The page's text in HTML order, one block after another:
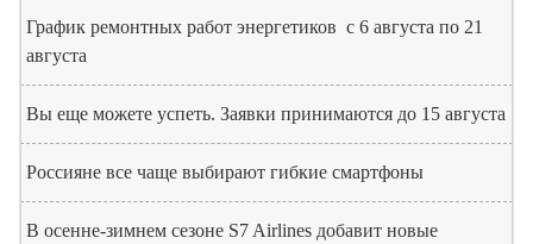
График ремонтных работ энергетиков с 6 августа по 21
августа
Вы еще можете успеть. Заявки принимаются до 15 августа
Россияне все чаще выбирают гибкие смартфоны
В осенне-зимнем сезоне S7 Airlines добавит новые